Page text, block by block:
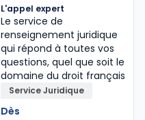
L'appel expert
Le service de
renseignement juridique
qui répond à toutes vos
questions, quel que soit le
domaine du droit français
Service Juridique
Dès